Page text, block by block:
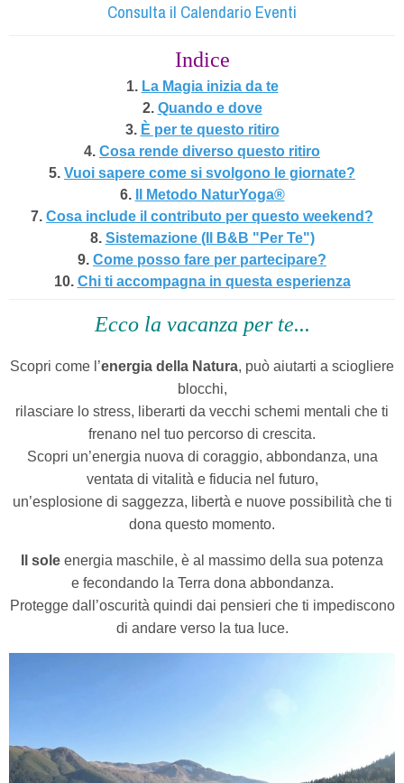
Consulta il Calendario Eventi
Indice
1. La Magia inizia da te
2. Quando e dove
3. È per te questo ritiro
4. Cosa rende diverso questo ritiro
5. Vuoi sapere come si svolgono le giornate?
6.
Il Metodo NaturYoga®
7. Cosa include il contributo per questo weekend?
8. Sistemazione (Il B&B "Per Te")
9. Come posso fare per partecipare?
10. Chi ti accompagna in questa esperienza
Ecco la vacanza per te...
Scopri come l’energia della Natura, può aiutarti a sciogliere
blocchi,
rilasciare lo stress, liberarti da vecchi schemi mentali che ti
frenano nel tuo percorso di crescita.
Scopri un’energia nuova di coraggio, abbondanza, una
ventata di vitalità e fiducia nel futuro,
un’esplosione di saggezza, libertà e nuove possibilità che ti
dona questo momento.
Il sole energia maschile, è al massimo della sua potenza
e fecondando la Terra dona abbondanza.
Protegge dall’oscurità quindi dai pensieri che ti impediscono
di andare verso la tua luce.